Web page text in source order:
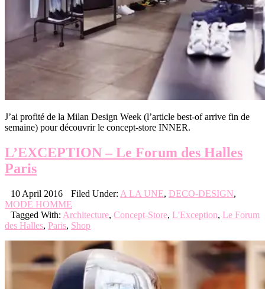
J’ai profité de la Milan Design Week (l’article best-of arrive fin de
semaine) pour découvrir le concept-store INNER.
L’EXCEPTION – Le Forum des Halles
Paris
10 April 2016 Filed Under: A LA UNE, DECO-DESIGN,
MODE HOMME
Tagged With: Architecture, Concept-Store, L'Exception, Le Forum
des Halles, Paris, Shop